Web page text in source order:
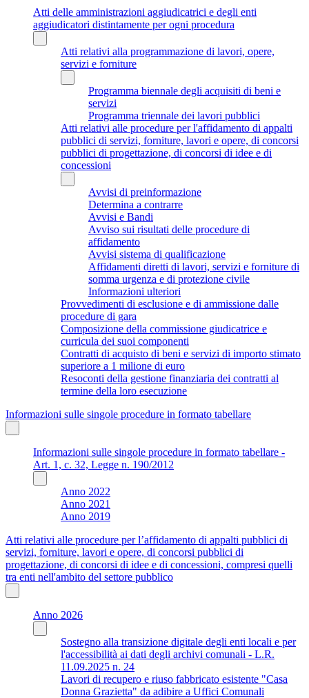
Atti delle amministrazioni aggiudicatrici e degli enti
aggiudicatori distintamente per ogni procedura
Atti relativi alla programmazione di lavori, opere,
servizi e forniture
Programma biennale degli acquisiti di beni e
servizi
Programma triennale dei lavori pubblici
Atti relativi alle procedure per l'affidamento di appalti
pubblici di servizi, forniture, lavori e opere, di concorsi
pubblici di progettazione, di concorsi di idee e di
concessioni
Avvisi di preinformazione
Determina a contrarre
Avvisi e Bandi
Avviso sui risultati delle procedure di
affidamento
Avvisi sistema di qualificazione
Affidamenti diretti di lavori, servizi e forniture di
somma urgenza e di protezione civile
Informazioni ulteriori
Provvedimenti di esclusione e di ammissione dalle
procedure di gara
Composizione della commissione giudicatrice e
curricula dei suoi componenti
Contratti di acquisto di beni e servizi di importo stimato
superiore a 1 milione di euro
Resoconti della gestione finanziaria dei contratti al
termine della loro esecuzione
Informazioni sulle singole procedure in formato tabellare
Informazioni sulle singole procedure in formato tabellare -
Art. 1, c. 32, Legge n. 190/2012
Anno 2022
Anno 2021
Anno 2019
Atti relativi alle procedure per l’affidamento di appalti pubblici di
servizi, forniture, lavori e opere, di concorsi pubblici di
progettazione, di concorsi di idee e di concessioni, compresi quelli
tra enti nell'ambito del settore pubblico
Anno 2026
Sostegno alla transizione digitale degli enti locali e per
l'accessibilità ai dati degli archivi comunali - L.R.
11.09.2025 n. 24
Lavori di recupero e riuso fabbricato esistente "Casa
Donna Grazietta" da adibire a Uffici Comunali